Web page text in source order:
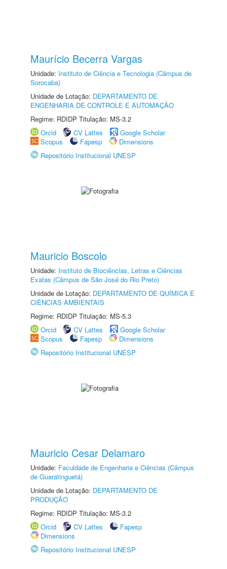
Maurício Becerra Vargas
Unidade: Instituto de Ciência e Tecnologia (Câmpus de
Sorocaba)
Unidade de Lotação: DEPARTAMENTO DE
ENGENHARIA DE CONTROLE E AUTOMAÇÃO
Regime: RDIDP Titulação: MS-3.2
Orcid
CV Lattes
Google Scholar
Scopus
Fapesp
Dimensions
Repositório Institucional UNESP
Mauricio Boscolo
Unidade: Instituto de Biociências, Letras e Ciências
Exatas (Câmpus de São José do Rio Preto)
Unidade de Lotação: DEPARTAMENTO DE QUÍMICA E
CIÊNCIAS AMBIENTAIS
Regime: RDIDP Titulação: MS-5.3
Orcid
CV Lattes
Google Scholar
Scopus
Fapesp
Dimensions
Repositório Institucional UNESP
Mauricio Cesar Delamaro
Unidade: Faculdade de Engenharia e Ciências (Câmpus
de Guaratinguetá)
Unidade de Lotação: DEPARTAMENTO DE
PRODUÇÃO
Regime: RDIDP Titulação: MS-3.2
Orcid
CV Lattes
Fapesp
Dimensions
Repositório Institucional UNESP